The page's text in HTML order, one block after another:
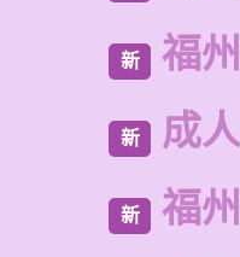
新 福
新 成
新 福